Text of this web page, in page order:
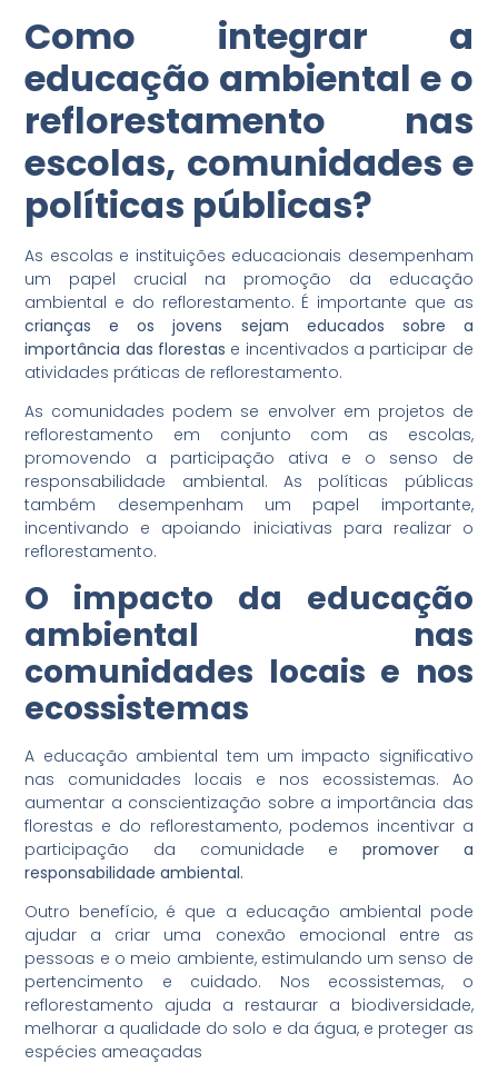
Como integrar a
educação ambiental e o
reflorestamento nas
escolas, comunidades e
políticas públicas?
As escolas e instituições educacionais desempenham
um papel crucial na promoção da educação
ambiental e do reflorestamento. É importante que as
crianças e os jovens sejam educados sobre a
importância das florestas e incentivados a participar de
atividades práticas de reflorestamento.
As comunidades podem se envolver em projetos de
reflorestamento em conjunto com as escolas,
promovendo a participação ativa e o senso de
responsabilidade ambiental. As políticas públicas
também desempenham um papel importante,
incentivando e apoiando iniciativas para realizar o
reflorestamento.
O impacto da educação
ambiental nas
comunidades locais e nos
ecossistemas
A educação ambiental tem um impacto significativo
nas comunidades locais e nos ecossistemas. Ao
aumentar a conscientização sobre a importância das
florestas e do reflorestamento, podemos incentivar a
participação da comunidade e promover a
responsabilidade ambiental.
Outro benefício, é que a educação ambiental pode
ajudar a criar uma conexão emocional entre as
pessoas e o meio ambiente, estimulando um senso de
pertencimento e cuidado. Nos ecossistemas, o
reflorestamento ajuda a restaurar a biodiversidade,
melhorar a qualidade do solo e da água, e proteger as
espécies ameaçadas